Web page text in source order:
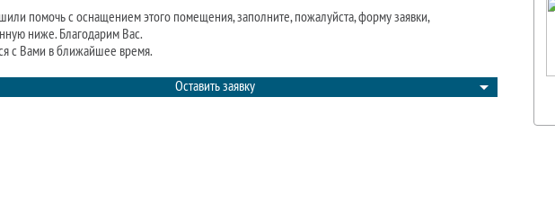
помочь с оснащением этого помещения, заполните, пожалуйста, форму заявки,
ниже. Благодарим Вас.
с Вами в ближайшее время.
Оставить заявку